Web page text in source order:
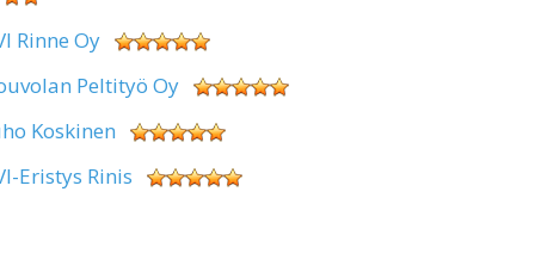
Rinne Oy
Peltityö Oy
Koskinen
Eristys Rinis